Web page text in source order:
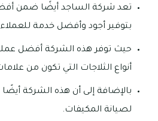
تعد شركة الساجد أيضًا ضمن
بتوفير أجود وأفضل خدمة
حيث توفر هذه الشركة أفضل
أنواع الثلاجات التي تكون من
بالإضافة إلى أن هذه الشركة
لصيانة المكيفات.